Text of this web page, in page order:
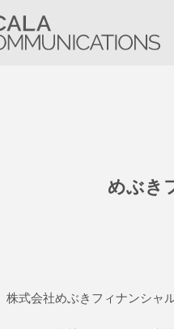
めぶき
株式会社めぶきフィナンシャ